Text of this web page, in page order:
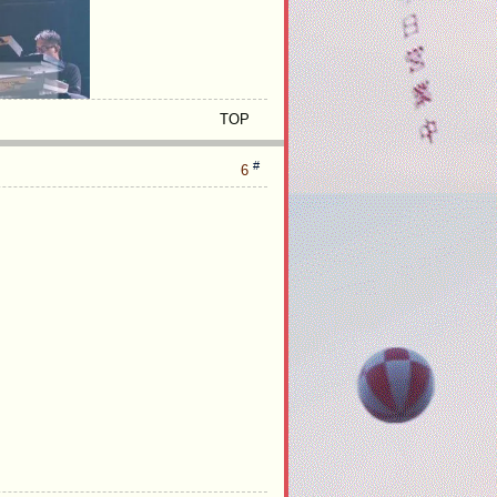
TOP
6 #